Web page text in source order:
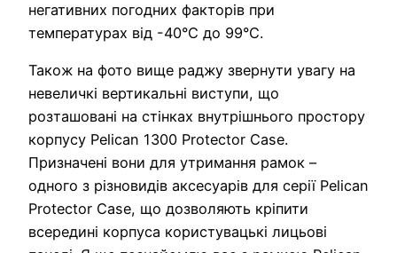
негативних погодних факторів при
температурах від -40°C до 99°C.
Також на фото вище раджу звернути увагу на
невеличкі вертикальні виступи, що
розташовані на стінках внутрішнього простору
корпусу Pelican 1300 Protector Case.
Призначені вони для утримання рамок –
одного з різновидів аксесуарів для серії Pelican
Protector Case, що дозволяють кріпити
всередині корпуса користувацькі лицьові